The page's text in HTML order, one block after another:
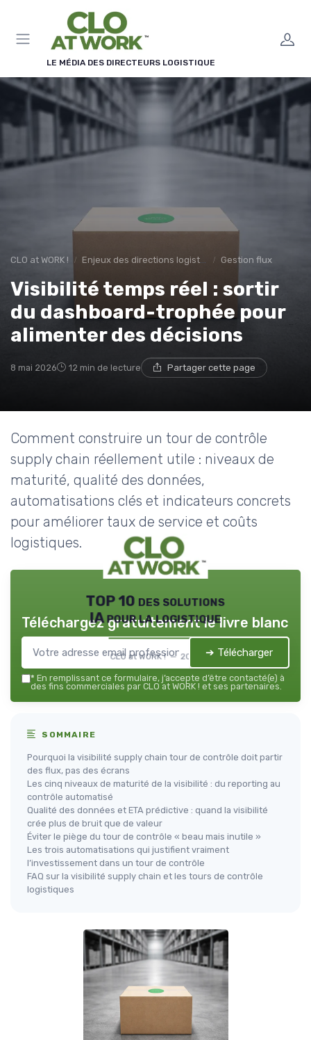
LE MÉDIA DES DIRECTEURS LOGISTIQUE
CLO at WORK ! Enjeux des directions logistiques Gestion flux
Visibilité temps réel : sortir
du dashboard-trophée pour
alimenter des décisions
8 mai 2026 12 min de lecture Partager cette page
Comment construire un tour de contrôle
supply chain réellement utile : niveaux de
maturité, qualité des données,
automatisations clés et indicateurs concrets
pour améliorer taux de service et coûts
logistiques.
TOP 10 des solutions
IA pour la logistique
CLO at WORK ! — 2026
Téléchargez gratuitement le livre blanc
➔ Télécharger
* En remplissant ce formulaire, j’accepte d’être contacté(e) à
des fins commerciales par CLO at WORK ! et ses partenaires.
SOMMAIRE
Pourquoi la visibilité supply chain tour de contrôle doit partir
des flux, pas des écrans
Les cinq niveaux de maturité de la visibilité : du reporting au
contrôle automatisé
Qualité des données et ETA prédictive : quand la visibilité
crée plus de bruit que de valeur
Éviter le piège du tour de contrôle « beau mais inutile »
Les trois automatisations qui justifient vraiment
l’investissement dans un tour de contrôle
FAQ sur la visibilité supply chain et les tours de contrôle
logistiques
Panneau de gestion des cookies